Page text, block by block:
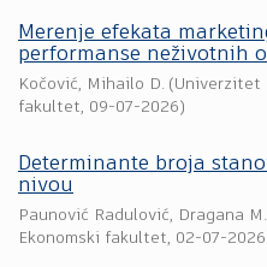
Merenje efekata
performanse neživotnih
Kočović, Mihailo D. (Univerzitet
fakultet, 09-07-2026)
Determinante broja
nivou
Paunović Radulović, Dragana M.
Ekonomski fakultet, 02-07-2026